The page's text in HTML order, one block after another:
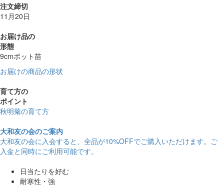
注文締切
11月20日
お届け品の
形態
9cmポット苗
お届けの商品の形状
育て方の
ポイント
秋明菊の育て方
大和友の会のご案内
大和友の会に入会すると、 全品が10%OFFでご購入いただけます。ご
入金と同時にご利用可能です。
日当たりを好む
耐寒性・強